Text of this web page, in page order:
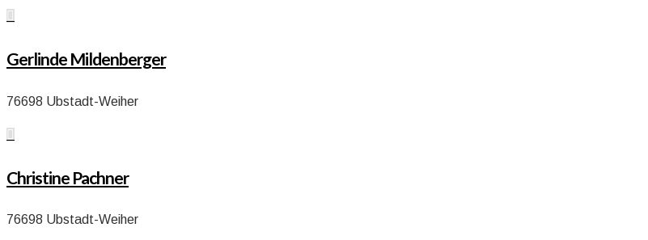

Gerlinde Mildenberger
76698 Ubstadt-Weiher

Christine Pachner
76698 Ubstadt-Weiher